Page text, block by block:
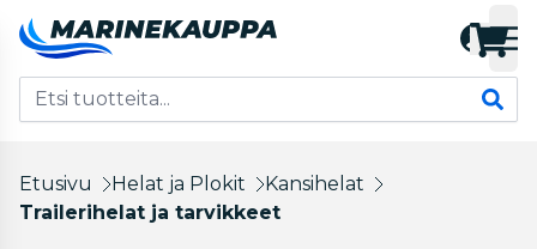
Etusivu Helat ja Plokit
Kansihelat
Trailerihelat ja tarvikkeet